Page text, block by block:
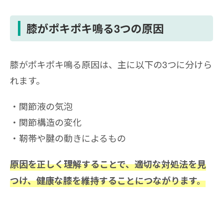
膝がポキポキ鳴る3つの原因
膝がポキポキ鳴る原因は、主に以下の3つに分けら
れます。
関節液の気泡
関節構造の変化
靭帯や腱の動きによるもの
原因を正しく理解することで、適切な対処法を見
つけ、健康な膝を維持することにつながります。